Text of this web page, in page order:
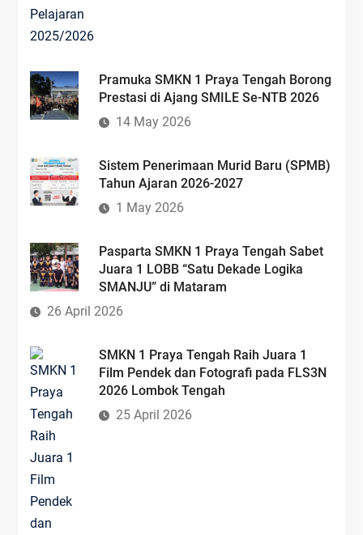
Pramuka SMKN 1 Praya Tengah Borong
Prestasi di Ajang SMILE Se-NTB 2026
14 May 2026
Sistem Penerimaan Murid Baru (SPMB)
Tahun Ajaran 2026-2027
1 May 2026
Pasparta SMKN 1 Praya Tengah Sabet
Juara 1 LOBB “Satu Dekade Logika
SMANJU” di Mataram
26 April 2026
SMKN 1 Praya Tengah Raih Juara 1
Film Pendek dan Fotografi pada FLS3N
2026 Lombok Tengah
25 April 2026